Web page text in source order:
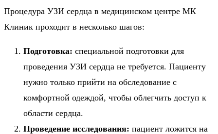
Процедура УЗИ сердца в медицинском центре МК
Клиник проходит в несколько шагов:
Подготовка: специальной подготовки для
проведения УЗИ сердца не требуется. Пациенту
нужно только прийти на обследование с
комфортной одеждой, чтобы облегчить доступ к
области сердца.
Проведение исследования: пациент ложится на